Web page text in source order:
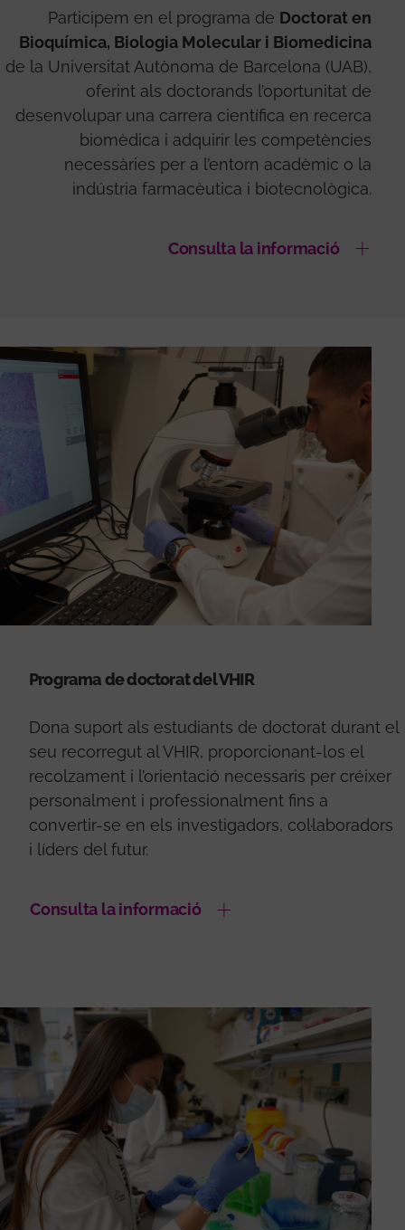
Participem en el programa de Doctorat en
Bioquímica, Biologia Molecular i Biomedicina
de la Universitat Autònoma de Barcelona (UAB),
oferint als doctorands l’oportunitat de
desenvolupar una carrera científica en recerca
biomèdica i adquirir les competències
necessàries per a l’entorn acadèmic o la
indústria farmacèutica i biotecnològica.
Consulta la informació
Programa de doctorat del VHIR
Dona suport als estudiants de doctorat durant el
seu recorregut al VHIR, proporcionant-los el
recolzament i l’orientació necessaris per créixer
personalment i professionalment fins a
convertir-se en els investigadors, col·laboradors
i líders del futur.
Consulta la informació